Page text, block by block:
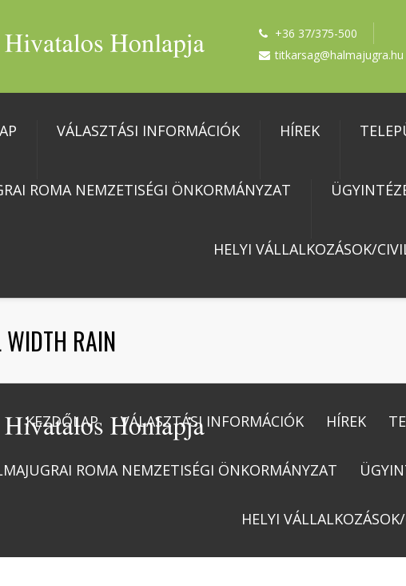
+36 37/375-500
VÁLASZTÁSI INFORMÁCIÓK HÍREK
ROMA NEMZETISÉGI ÖNKORMÁNYZAT
HELYI VÁLLALKOZÁSOK/
WIDTH RAIN
KEZDŐLAP VÁLASZTÁSI INFORMÁCIÓK HÍREK
ROMA NEMZETISÉGI ÖNKORMÁNYZAT
HELYI